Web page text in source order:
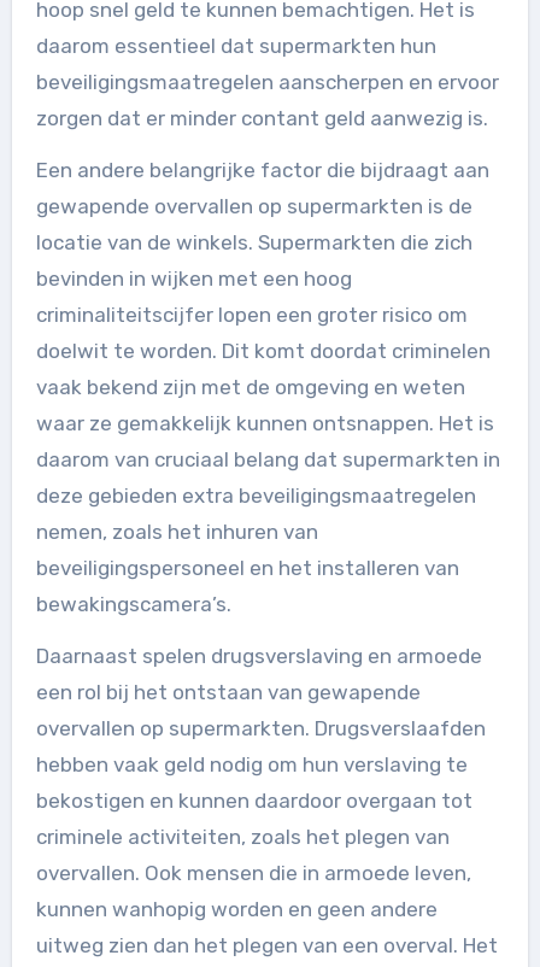
hoop snel geld te kunnen bemachtigen. Het is
daarom essentieel dat supermarkten hun
beveiligingsmaatregelen aanscherpen en ervoor
zorgen dat er minder contant geld aanwezig is.
Een andere belangrijke factor die bijdraagt aan
gewapende overvallen op supermarkten is de
locatie van de winkels. Supermarkten die zich
bevinden in wijken met een hoog
criminaliteitscijfer lopen een groter risico om
doelwit te worden. Dit komt doordat criminelen
vaak bekend zijn met de omgeving en weten
waar ze gemakkelijk kunnen ontsnappen. Het is
daarom van cruciaal belang dat supermarkten in
deze gebieden extra beveiligingsmaatregelen
nemen, zoals het inhuren van
beveiligingspersoneel en het installeren van
bewakingscamera’s.
Daarnaast spelen drugsverslaving en armoede
een rol bij het ontstaan van gewapende
overvallen op supermarkten. Drugsverslaafden
hebben vaak geld nodig om hun verslaving te
bekostigen en kunnen daardoor overgaan tot
criminele activiteiten, zoals het plegen van
overvallen. Ook mensen die in armoede leven,
kunnen wanhopig worden en geen andere
uitweg zien dan het plegen van een overval. Het